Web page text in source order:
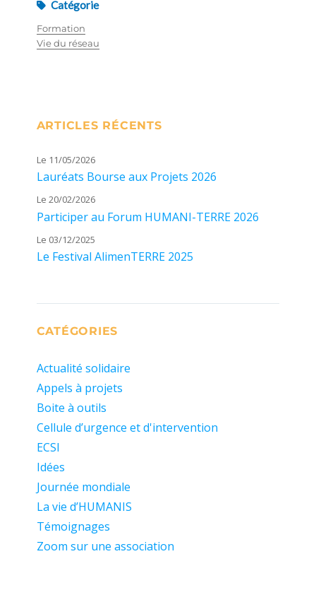
Catégorie
Formation
Vie du réseau
ARTICLES RÉCENTS
Le 11/05/2026
Lauréats Bourse aux Projets 2026
Le 20/02/2026
Participer au Forum HUMANI-TERRE 2026
Le 03/12/2025
Le Festival AlimenTERRE 2025
CATÉGORIES
Actualité solidaire
Appels à projets
Boite à outils
Cellule d’urgence et d'intervention
ECSI
Idées
Journée mondiale
La vie d’HUMANIS
Témoignages
Zoom sur une association